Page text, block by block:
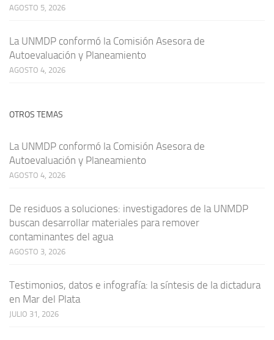
AGOSTO 5, 2026
La UNMDP conformó la Comisión Asesora de
Autoevaluación y Planeamiento
AGOSTO 4, 2026
OTROS TEMAS
La UNMDP conformó la Comisión Asesora de
Autoevaluación y Planeamiento
AGOSTO 4, 2026
De residuos a soluciones: investigadores de la UNMDP
buscan desarrollar materiales para remover
contaminantes del agua
AGOSTO 3, 2026
Testimonios, datos e infografía: la síntesis de la dictadura
en Mar del Plata
JULIO 31, 2026